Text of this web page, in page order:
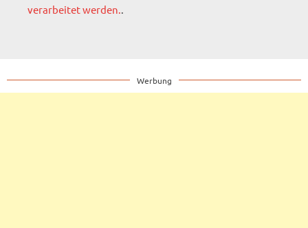
verarbeitet werden..
Werbung